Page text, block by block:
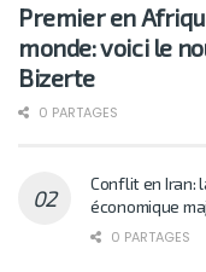
Premier en
monde: voici le
Bizerte
0 PARTAGES
Conflit en Iran:
économique
0 PARTAGES